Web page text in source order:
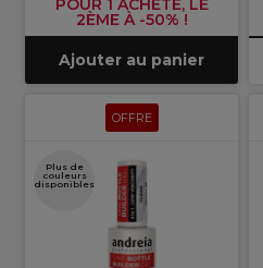
POUR 1 ACHETÉ, LE
2ÈME À -50% !
Ajouter au panier
OFFRE
Plus de
couleurs
disponibles